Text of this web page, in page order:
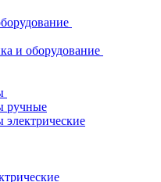
и оборудование
ручные